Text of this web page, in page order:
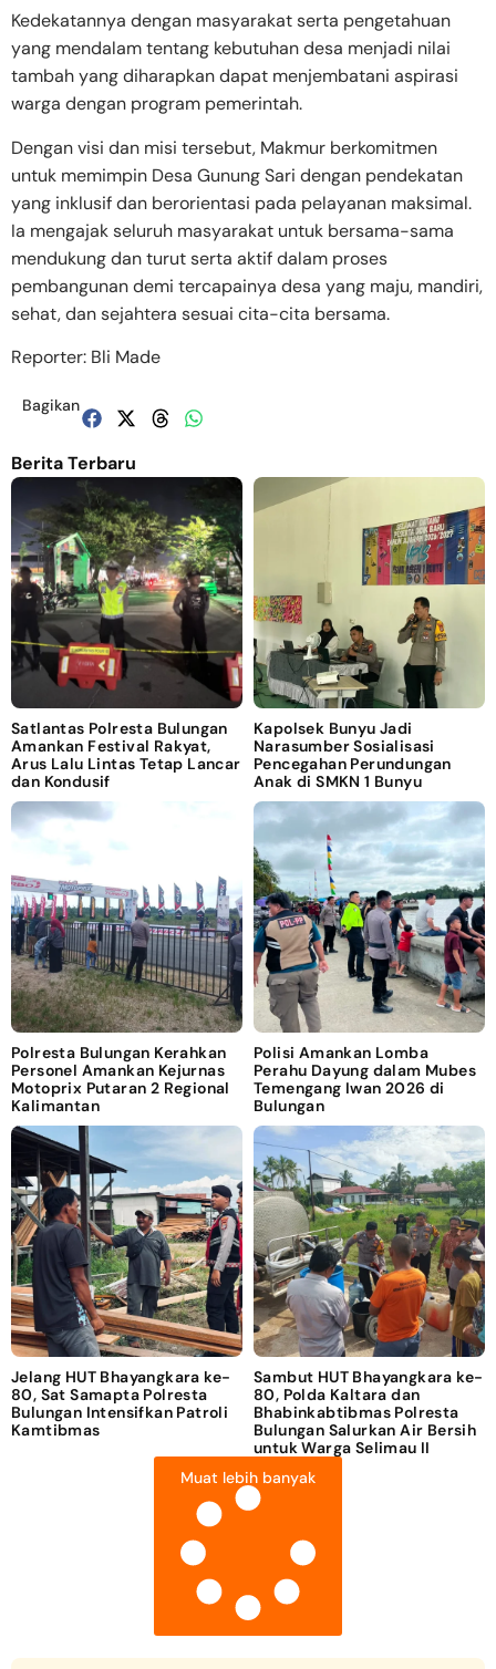
Kedekatannya dengan masyarakat serta pengetahuan
yang mendalam tentang kebutuhan desa menjadi nilai
tambah yang diharapkan dapat menjembatani aspirasi
warga dengan program pemerintah.
Dengan visi dan misi tersebut, Makmur berkomitmen
untuk memimpin Desa Gunung Sari dengan pendekatan
yang inklusif dan berorientasi pada pelayanan maksimal.
Ia mengajak seluruh masyarakat untuk bersama-sama
mendukung dan turut serta aktif dalam proses
pembangunan demi tercapainya desa yang maju, mandiri,
sehat, dan sejahtera sesuai cita-cita bersama.
Reporter: Bli Made
Bagikan
Berita Terbaru
Satlantas Polresta Bulungan
Amankan Festival Rakyat,
Arus Lalu Lintas Tetap Lancar
dan Kondusif
Kapolsek Bunyu Jadi
Narasumber Sosialisasi
Pencegahan Perundungan
Anak di SMKN 1 Bunyu
Polresta Bulungan Kerahkan
Personel Amankan Kejurnas
Motoprix Putaran 2 Regional
Kalimantan
Polisi Amankan Lomba
Perahu Dayung dalam Mubes
Temengang Iwan 2026 di
Bulungan
Jelang HUT Bhayangkara ke-
80, Sat Samapta Polresta
Bulungan Intensifkan Patroli
Kamtibmas
Sambut HUT Bhayangkara ke-
80, Polda Kaltara dan
Bhabinkabtibmas Polresta
Bulungan Salurkan Air Bersih
untuk Warga Selimau II
Muat lebih banyak